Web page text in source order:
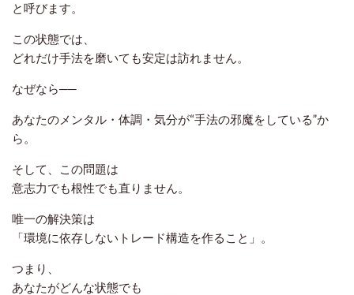
と呼びます。
この状態では、
どれだけ手法を磨いても安定は訪れません。
なぜなら──
あなたのメンタル・体調・気分が“手法の邪魔をしている”か
ら。
そして、この問題は
意志力でも根性でも直りません。
唯一の解決策は
「環境に依存しないトレード構造を作ること」。
つまり、
あなたがどんな状態でも